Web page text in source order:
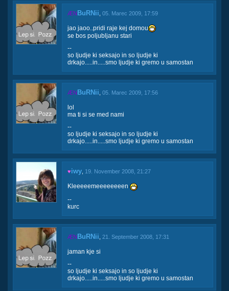
ÆN BuRNii 05. Marec 2009, 17:59
jao jaoo..pridi raje kej domou
se bos poljubljanu stari
--
so ljudje ki seksajo in so ljudje ki
drkajo.....in.....smo ljudje ki gremo u samostan
ÆN BuRNii 05. Marec 2009, 17:56
lol
ma ti si se med nami
--
so ljudje ki seksajo in so ljudje ki
drkajo.....in.....smo ljudje ki gremo u samostan
♥iwy 19. November 2008, 21:27
Kleeeeemeeeeeeeen
--
kurc
ÆNBuRNii 21. September 2008, 17:31
jaman kje si
--
so ljudje ki seksajo in so ljudje ki
drkajo.....in.....smo ljudje ki gremo u samostan